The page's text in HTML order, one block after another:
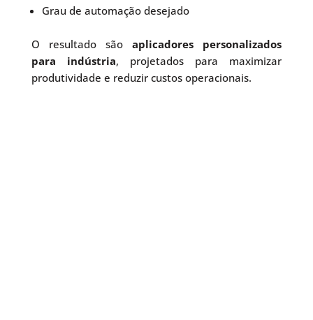
Grau de automação desejado
O resultado sãoaplicadores personalizados
para indústria, projetados para maximizar
produtividade e reduzir custos operacionais.